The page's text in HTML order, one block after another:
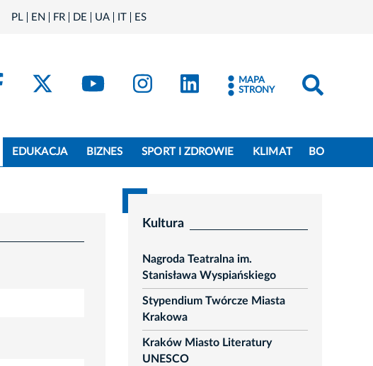
PL EN FR DE UA IT ES
FacebookKraków - X
Kraków - YouTube
Kraków - Instagram
Kraków - LinkedIn
MAPA
STRONY
EDUKACJA BIZNES SPORT I ZDROWIE KLIMAT BO
Kultura
Nagroda Teatralna im.
Stanisława Wyspiańskiego
Stypendium Twórcze Miasta
Krakowa
Kraków Miasto Literatury
UNESCO